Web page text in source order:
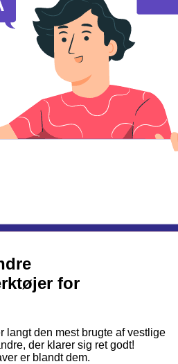
for
langt den mest brugte af vestlige
der klarer sig ret godt!
er blandt dem.